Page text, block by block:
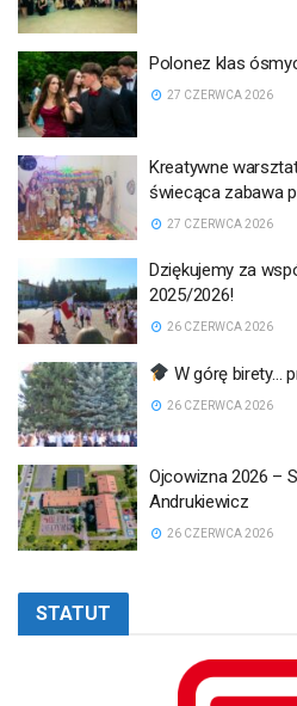
Polonez klas
27 CZERWCA 2026
Kreatywne
świecąca zabawa
27 CZERWCA 2026
Dziękujemy za
2025/2026!
26 CZERWCA 2026
W górę birety…
26 CZERWCA 2026
Ojcowizna 2026 –
Andrukiewicz
26 CZERWCA 2026
STATUT